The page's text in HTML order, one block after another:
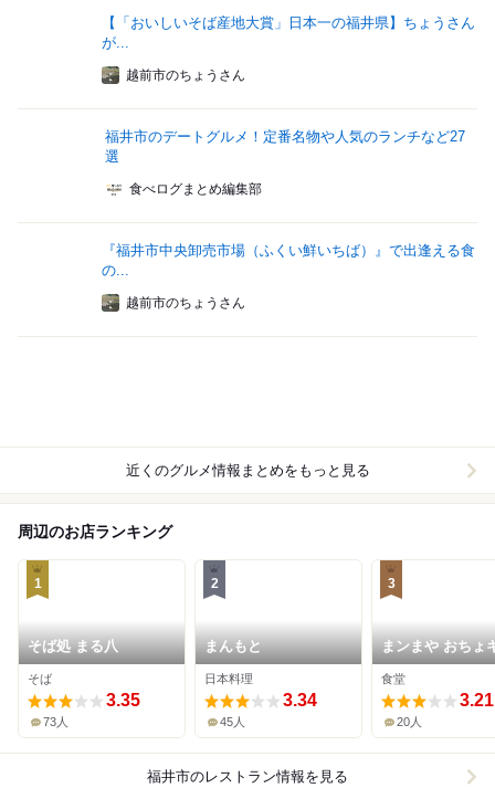
【「おいしいそば産地大賞」日本一の福井県】ちょうさん
が...
越前市のちょうさん
福井市のデートグルメ！定番名物や人気のランチなど27
選
食べログまとめ編集部
『福井市中央卸売市場（ふくい鮮いちば）』で出逢える食
の...
越前市のちょうさん
近くのグルメ情報まとめをもっと見る
周辺のお店ランキング
1
そば処 まる八
そば
3.35
73人
2
まんもと
日本料理
3.34
45人
3
まンまや おちょ
チン
食堂
3.21
20人
福井市のレストラン情報を見る